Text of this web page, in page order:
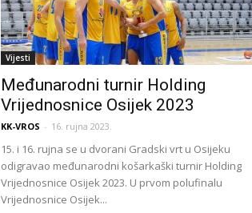
Vijesti
Međunarodni turnir Holding
Vrijednosnice Osijek 2023
KK-VROS - 16. rujna 2023.
15. i 16. rujna se u dvorani Gradski vrt u Osijeku
odigravao međunarodni košarkaški turnir Holding
Vrijednosnice Osijek 2023. U prvom polufinalu
Vrijednosnice Osijek...